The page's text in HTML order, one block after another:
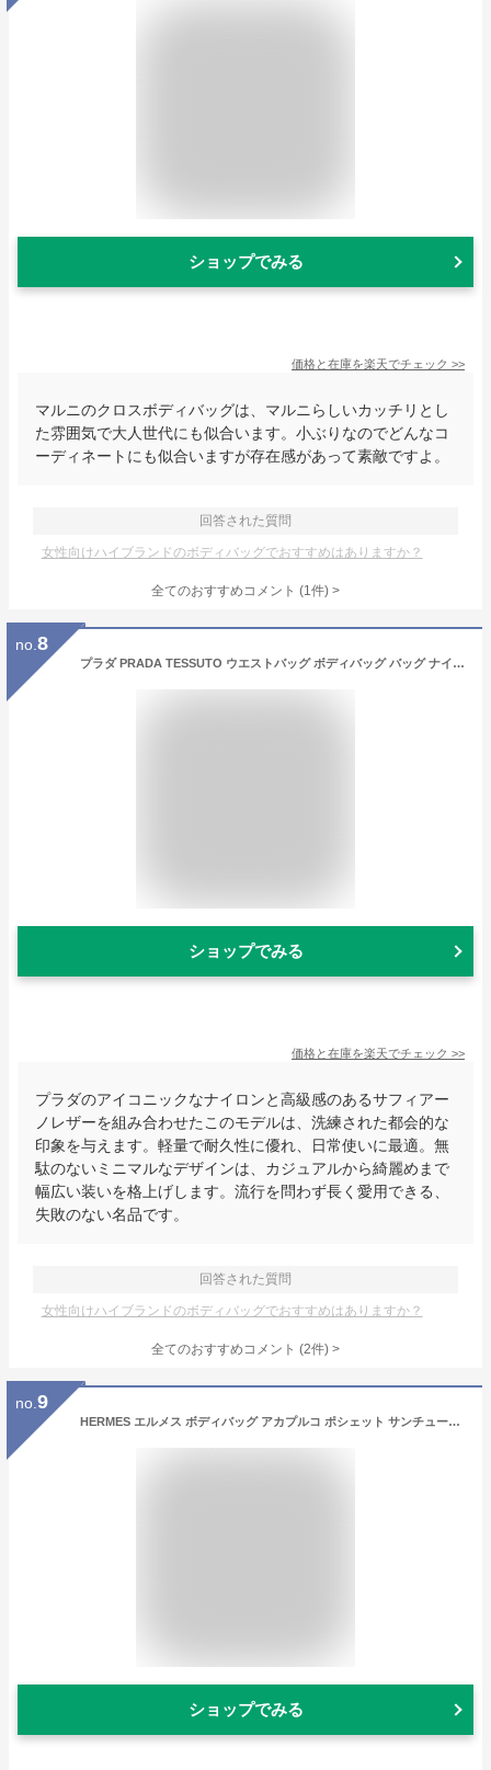
ショップでみる
価格と在庫を楽天でチェック >>
マルニのクロスボディバッグは、マルニらしいカッチリとし
た雰囲気で大人世代にも似合います。小ぶりなのでどんなコ
ーディネートにも似合いますが存在感があって素敵ですよ。
回答された質問
女性向けハイブランドのボディバッグでおすすめはありますか？
全てのおすすめコメント (1件) >
no. 8
プラダ PRADA TESSUTO ウエストバッグ ボディバッグ バッグ ナイロン サフィアーノレザー メンズ レディース ブラック系 2VZ0922DMGF0002 【新品】
ショップでみる
価格と在庫を楽天でチェック >>
プラダのアイコニックなナイロンと高級感のあるサフィアー
ノレザーを組み合わせたこのモデルは、洗練された都会的な
印象を与えます。軽量で耐久性に優れ、日常使いに最適。無
駄のないミニマルなデザインは、カジュアルから綺麗めまで
幅広い装いを格上げします。流行を問わず長く愛用できる、
失敗のない名品です。
回答された質問
女性向けハイブランドのボディバッグでおすすめはありますか？
全てのおすすめコメント (2件) >
no. 9
HERMES エルメス ボディバッグ アカプルコ ポシェット サンチュール 黒 ナイロンxレザー Hロゴ ブラック 軽量 メンズ レディース HERMES ブランド エレガント ファッションアイテム オシャレ 人気 プレゼント ギフト 便利【新品・未使用】
ショップでみる